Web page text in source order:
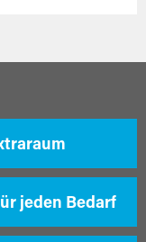
jeden Bedarf